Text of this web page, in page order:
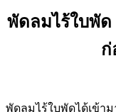
พัดลมไร้ใบพัด
ก่
พัดลมไร้ใบพัดได้เข้า